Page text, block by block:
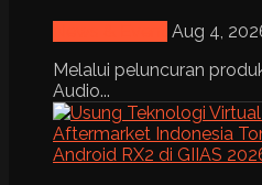
Aug 4,
Melalui peluncuran
Audio...